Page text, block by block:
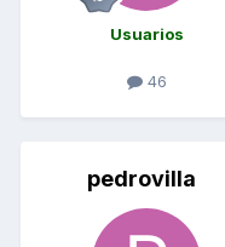
Usuarios
46
pedrovilla